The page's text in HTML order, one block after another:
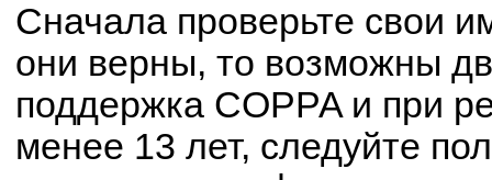
Сначала проверьте свои
они верны, то возможны
поддержка COPPA и при
менее 13 лет, следуйте